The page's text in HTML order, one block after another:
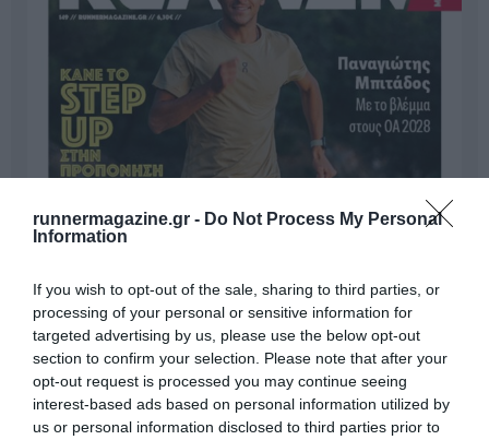
runnermagazine.gr - Do Not Process My Personal
Information
If you wish to opt-out of the sale, sharing to third parties, or
processing of your personal or sensitive information for
targeted advertising by us, please use the below opt-out
section to confirm your selection. Please note that after your
opt-out request is processed you may continue seeing
interest-based ads based on personal information utilized by
us or personal information disclosed to third parties prior to